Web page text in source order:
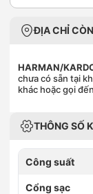
ĐỊA CHỈ
HARMAN/
chưa có sẵn tại
khác hoặc gọi
THÔNG SỐ
Công suất
Cổng sạc